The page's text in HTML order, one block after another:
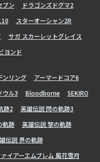
ブン
ドラゴンズドグマ2
10
スターオーシャン2R
サガ スカーレットグレイス
ヨンド
ンリング
アーマードコア6
ウル3 Bloodborne
SEKIRO
跡2
英雄伝説 閃の軌跡3
軌跡
英雄伝説 黎の軌跡
伝説 界の軌跡
ァイアーエムブレム 風花雪月